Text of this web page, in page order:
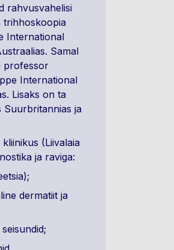
rahvusvahelisi
trihhoskoopia
International
Samal
professor
International
Lisaks on ta
Suurbritannias ja
(Liivalaia
ja raviga:
dermatiit ja